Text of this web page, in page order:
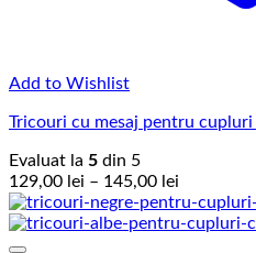
Add to Wishlist
Tricouri cu mesaj pentru cupluri
Evaluat la 5 din 5
129,00 lei – 145,00 lei
de
prețuri: